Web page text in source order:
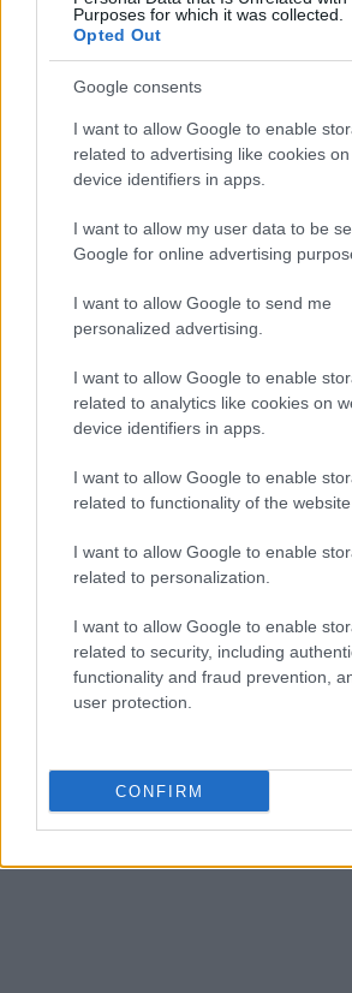
Purposes for which it was collected.
Opted Out
Google consents
I want to allow Google to enable
related to advertising like cookies
device identifiers in apps.
I want to allow my user data to be
Google for online advertising
I want to allow Google to send me
personalized advertising.
I want to allow Google to enable
related to analytics like cookies on
device identifiers in apps.
I want to allow Google to enable
related to functionality of the website
I want to allow Google to enable
related to personalization.
I want to allow Google to enable
related to security, including
functionality and fraud prevention,
user protection.
CONFIRM
Εκτέλεση
Ψιλοκόβουμε το καρότο και το
σοτάρουμε σε ένα τηγάνι με δύο
σούπας λάδι. Στη συνέχεια,
λουκάνικο κομμένο σε μικρά
προσθέτουμε το κρασί και
το αλκοόλ.
Όταν το αλκοόλ έχει εξατμιστεί
ντομάτα και μαγειρεύουμε σε
αφήνοντας το τηγάνι ελαφρώς
λεπτά. Κατά τη διάρκεια του
βεβαιωνόμαστε ότι δεν
το λουκάνικο είναι έτοιμο
από πάνω βάζουμε την πρώτη
λαζάνια και στη συνέχει ρίχνουμε
λουκάνικα και άλλη μια στρώση